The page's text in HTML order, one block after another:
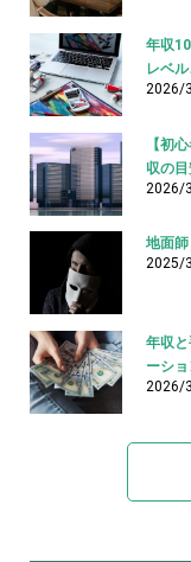
年収
レベ
2026/
【初
収の
2026/
地面
2025/
年収
ーシ
2026/